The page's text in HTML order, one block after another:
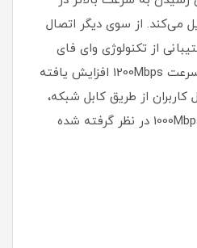
می‌کند. از سوی دیگر اتصال
از تکنولوژی وای فای
نسل پنجم (5GHz)ac تا سرعت 1200Mbps افزایش یافته
از طریق کابل شبکه،
دو پورت LAN با سرعت 1000Mbps در نظر گرفته شده